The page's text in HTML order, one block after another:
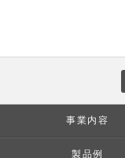
事業内容
製品例